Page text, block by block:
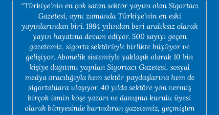
“Türkiye’nin en çok satan sektör yayını olan Sigortacı
Gazetesi, aynı zamanda Türkiye’nin en eski
yayınlarından biri. 1984 yılından beri aralıksız olarak
yayın hayatına devam ediyor. 500 sayıyı geçen
gazetemiz, sigorta sektörüyle birlikte büyüyor ve
gelişiyor. Abonelik sistemiyle yaklaşık olarak 10 bin
kişiye dağıtımı yapılan Sigortacı Gazetesi, sosyal
medya aracılığıyla hem sektör paydaşlarına hem de
sigortalılara ulaşıyor. 40 yılda sektöre yön vermiş
birçok ismin köşe yazarı ve danışma kurulu üyesi
olarak bünyesinde barındıran gazetemiz, geçmişten